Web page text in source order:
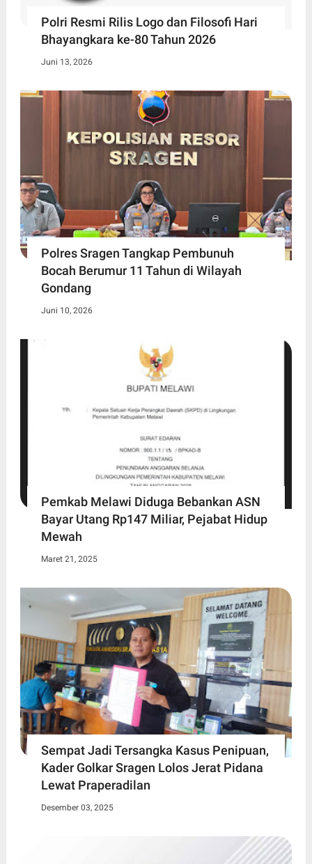
Polri Resmi Rilis Logo dan Filosofi Hari
Bhayangkara ke-80 Tahun 2026
Juni 13, 2026
Polres Sragen Tangkap Pembunuh
Bocah Berumur 11 Tahun di Wilayah
Gondang
Juni 10, 2026
Pemkab Melawi Diduga Bebankan ASN
Bayar Utang Rp147 Miliar, Pejabat Hidup
Mewah
Maret 21, 2025
Sempat Jadi Tersangka Kasus Penipuan,
Kader Golkar Sragen Lolos Jerat Pidana
Lewat Praperadilan
Desember 03, 2025